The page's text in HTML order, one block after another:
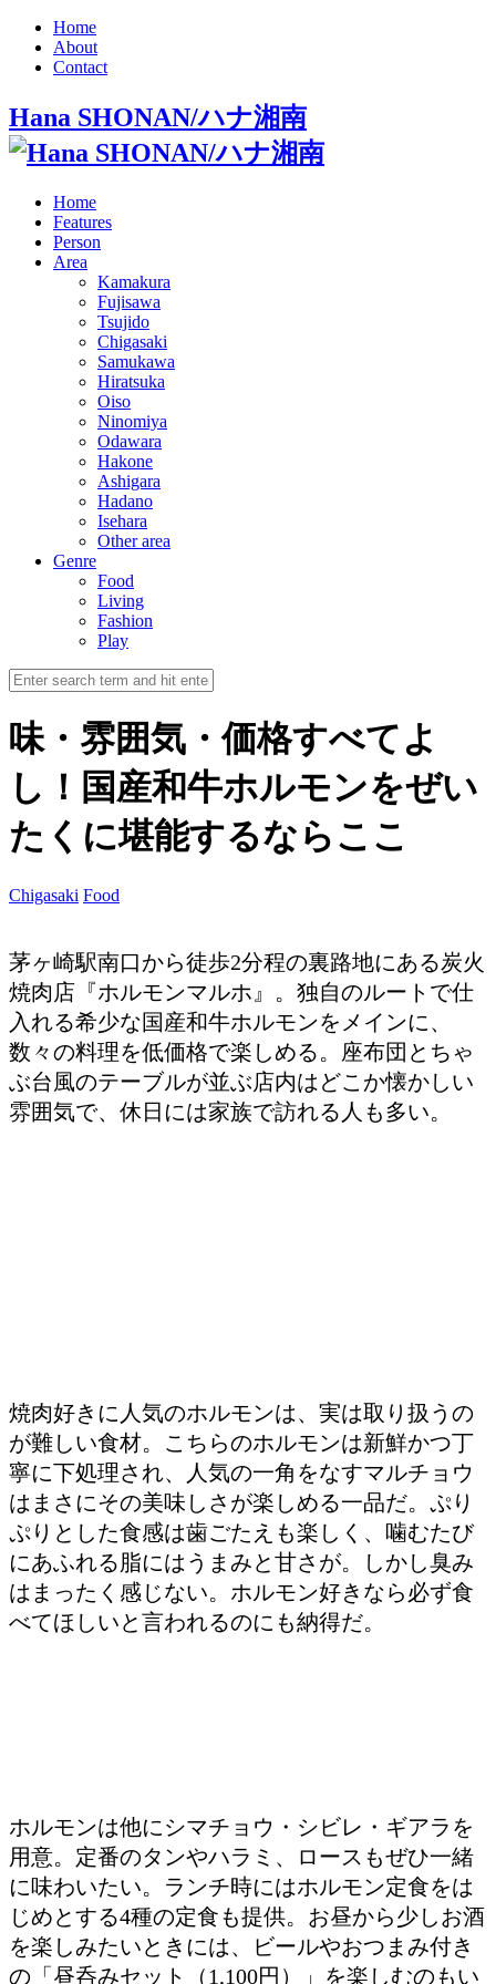
Home
About
Contact
Hana SHONAN/ハナ湘南
Home
Features
Person
Area
Kamakura
Fujisawa
Tsujido
Chigasaki
Samukawa
Hiratsuka
Oiso
Ninomiya
Odawara
Hakone
Ashigara
Hadano
Isehara
Other area
Genre
Food
Living
Fashion
Play
味・雰囲気・価格すべてよ
し！国産和牛ホルモンをぜい
たくに堪能するならここ
Chigasaki Food
茅ヶ崎駅南口から徒歩2分程の裏路地にある炭火
焼肉店『ホルモンマルホ』。独自のルートで仕
入れる希少な国産和牛ホルモンをメインに、
数々の料理を低価格で楽しめる。座布団とちゃ
ぶ台風のテーブルが並ぶ店内はどこか懐かしい
雰囲気で、休日には家族で訪れる人も多い。
焼肉好きに人気のホルモンは、実は取り扱うの
が難しい食材。こちらのホルモンは新鮮かつ丁
寧に下処理され、人気の一角をなすマルチョウ
はまさにその美味しさが楽しめる一品だ。ぷり
ぷりとした食感は歯ごたえも楽しく、噛むたび
にあふれる脂にはうまみと甘さが。しかし臭み
はまったく感じない。ホルモン好きなら必ず食
べてほしいと言われるのにも納得だ。
ホルモンは他にシマチョウ・シビレ・ギアラを
用意。定番のタンやハラミ、ロースもぜひ一緒
に味わいたい。ランチ時にはホルモン定食をは
じめとする4種の定食も提供。お昼から少しお酒
を楽しみたいときには、ビールやおつまみ付き
の「昼呑みセット（1,100円）」を楽しむのもい